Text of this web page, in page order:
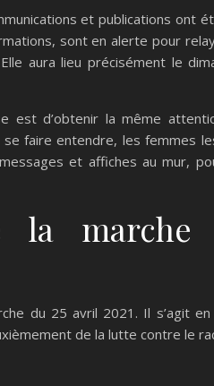
et publications ont
sont en alerte pour
aura lieu précisément le
est d’obtenir la même
faire entendre, les femmes
et affiches au mur,
la marche
du 25 avril 2021. Il s’agit
de la lutte contre le